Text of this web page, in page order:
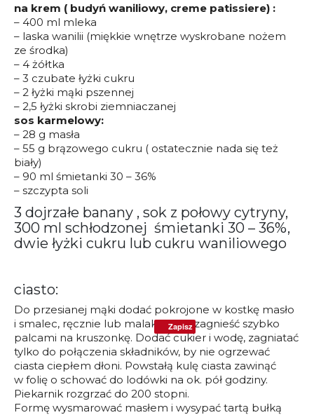
na krem ( budyń waniliowy, creme patissiere) :
– 400 ml mleka
– laska wanilii (miękkie wnętrze wyskrobane nożem
ze środka)
– 4 żółtka
– 3 czubate łyżki cukru
– 2 łyżki mąki pszennej
– 2,5 łyżki skrobi ziemniaczanej
sos karmelowy:
– 28 g masła
– 55 g brązowego cukru ( ostatecznie nada się też
biały)
– 90 ml śmietanki 30 – 36%
– szczypta soli
3 dojrzałe banany , sok z połowy cytryny,
300 ml schłodzonej śmietanki 30 – 36%,
dwie łyżki cukru lub cukru waniliowego
ciasto:
Do przesianej mąki dodać pokrojone w kostkę masło
i smalec, ręcznie lub malakserem zagnieść szybko
palcami na kruszonkę. Dodać cukier i wodę, zagniatać
tylko do połączenia składników, by nie ogrzewać
ciasta ciepłem dłoni. Powstałą kulę ciasta zawinąć
w folię o schować do lodówki na ok. pół godziny.
Piekarnik rozgrzać do 200 stopni.
Formę wysmarować masłem i wysypać tartą bułką
Zapisz